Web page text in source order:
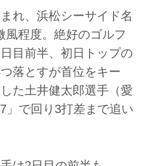
れ、浜松シーサイド名
風程度。絶好のゴルフ
目前半、初日トップの
落とすが首位をキー
た土井健太郎選手（愛
」で回り3打差まで追い